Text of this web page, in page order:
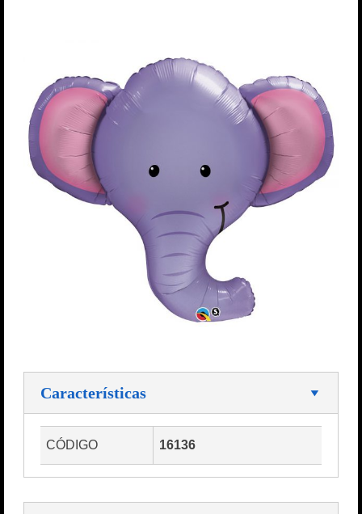
Características
CÓDIGO 16136